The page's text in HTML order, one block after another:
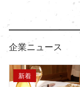
企業ニュース
新着